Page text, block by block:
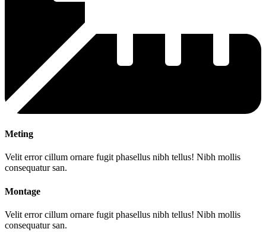
Meting
Velit error cillum ornare fugit phasellus nibh tellus! Nibh mollis
consequatur san.
Montage
Velit error cillum ornare fugit phasellus nibh tellus! Nibh mollis
consequatur san.